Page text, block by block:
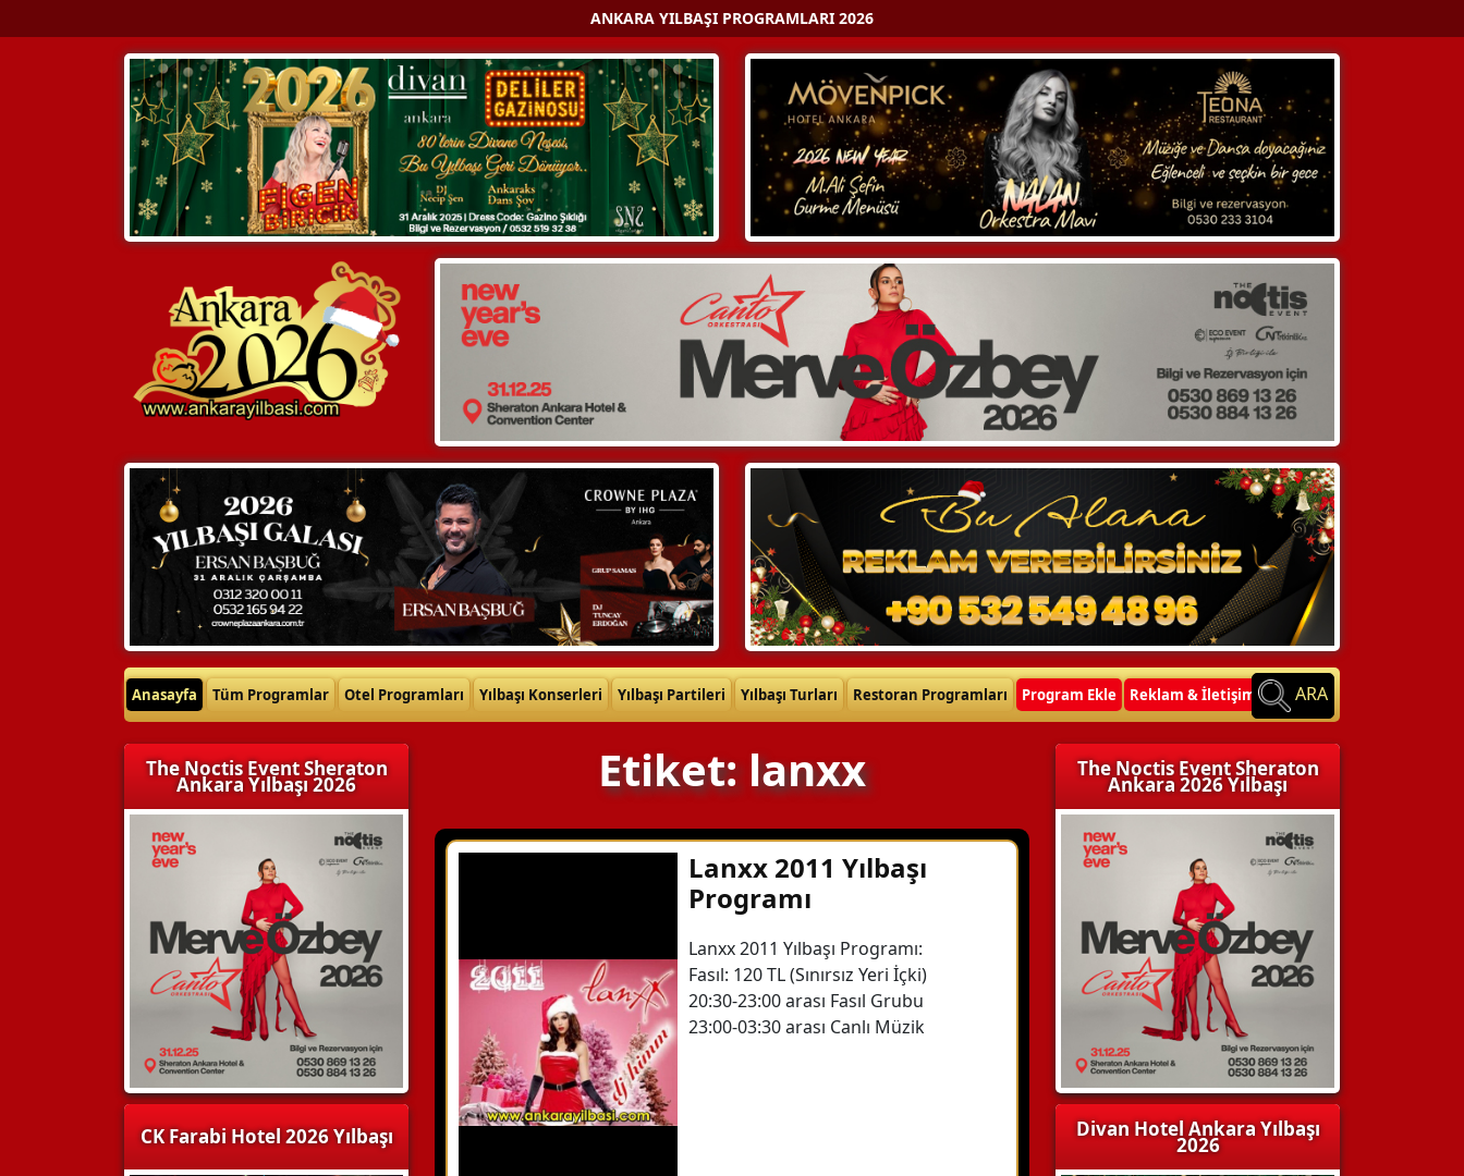
ANKARA YILBAŞI PROGRAMLARI 2026
Anasayfa Tüm Programlar Otel Programları Yılbaşı Konserleri Yılbaşı Partileri Yılbaşı Turları Restoran Programları Program Ekle Reklam & İletişim ARA
The Noctis Event Sheraton
Ankara Yılbaşı 2026
CK Farabi Hotel 2026 Yılbaşı
Etiket: lanxx
Lanxx 2011 Yılbaşı
Programı
Lanxx 2011 Yılbaşı Programı:
Fasıl: 120 TL (Sınırsız Yeri İçki)
20:30-23:00 arası Fasıl Grubu
23:00-03:30 arası Canlı Müzik
The Noctis Event Sheraton
Ankara 2026 Yılbaşı
Divan Hotel Ankara Yılbaşı
2026